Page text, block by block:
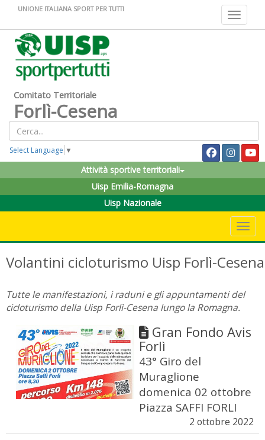
Toggle
UNIONE ITALIANA SPORT PER TUTTI
Comitato Territoriale
Forlì-Cesena
Select Language ▼
Attività sportive territoriali
Uisp Emilia-Romagna
Uisp Nazionale
Volantini cicloturismo Uisp Forlì-Cesena
Tutte le manifestazioni, i raduni e gli appuntamenti del
cicloturismo della Uisp Forlì-Cesena lungo la Romagna.
Gran Fondo Avis
Forlì
43° Giro del
Muraglione
domenica 02 ottobre
Piazza SAFFI FORLI
2 ottobre 2022